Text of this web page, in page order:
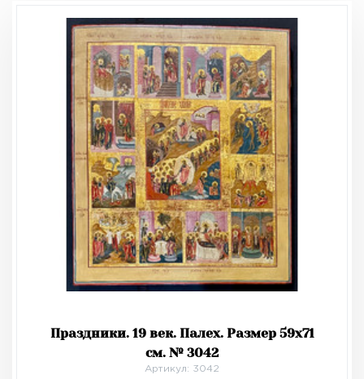
Праздники. 19 век. Палех. Размер 59х71
см. № 3042
Артикул: 3042